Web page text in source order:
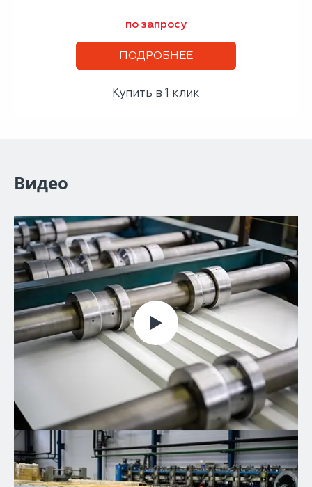
по запросу
ПОДРОБНЕЕ
Купить в 1 клик
Видео